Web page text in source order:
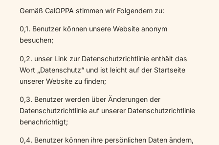
Gemäß CalOPPA stimmen wir Folgendem zu:
0,1. Benutzer können unsere Website anonym
besuchen;
0,2. unser Link zur Datenschutzrichtlinie enthält das
Wort „Datenschutz“ und ist leicht auf der Startseite
unserer Website zu finden;
0,3. Benutzer werden über Änderungen der
Datenschutzrichtlinie auf unserer Datenschutzrichtlinie
benachrichtigt;
0,4. Benutzer können ihre persönlichen Daten ändern,